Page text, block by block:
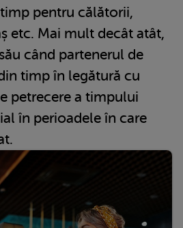
pentru călătorii,
etc. Mai mult decât atât,
când partenerul de
timp în legătură cu
petrecere a timpului
în perioadele în care